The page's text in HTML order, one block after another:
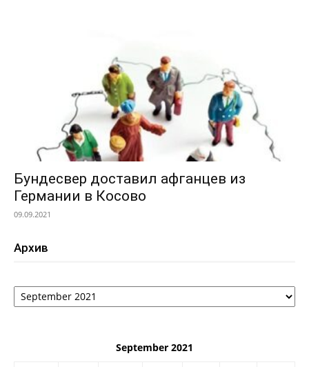
Бундесвер доставил афганцев из
Германии в Косово
09.09.2021
Архив
Архив
September 2021